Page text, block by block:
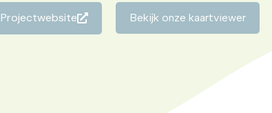
Projectwebsite Bekijk onze kaartviewer